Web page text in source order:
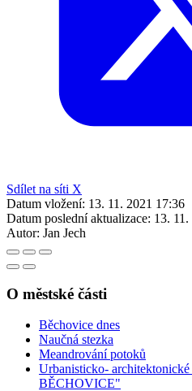
Sdílet na síti X
Datum vložení: 13. 11. 2021 17:36
Datum poslední aktualizace: 13.
Autor: Jan Jech
O městské části
Běchovice dnes
Naučná stezka
Meandrování potoků
Urbanisticko-
BĚCHOVICE"